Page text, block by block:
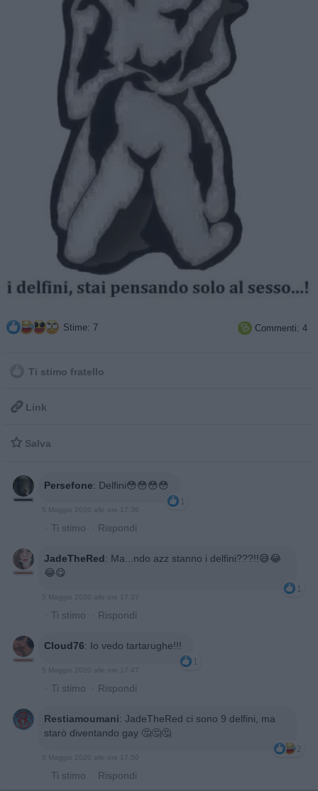
Stime: 7  Commenti: 4
Ti stimo fratello
 Link
 Salva
Persefone: Delfini😳😳😳😳
1
5 Maggio 2020 alle ore 17:36
· Ti stimo · Rispondi
JadeTheRed: Ma...ndo azz stanno i delfini???!!😅😂
😂😋
1
5 Maggio 2020 alle ore 17:37
· Ti stimo · Rispondi
Cloud76: Io vedo tartarughe!!!
1
5 Maggio 2020 alle ore 17:47
· Ti stimo · Rispondi
Restiamoumani: JadeTheRed ci sono 9 delfini, ma
starò diventando gay 🤔🤔🤔
2
5 Maggio 2020 alle ore 17:50
· Ti stimo · Rispondi